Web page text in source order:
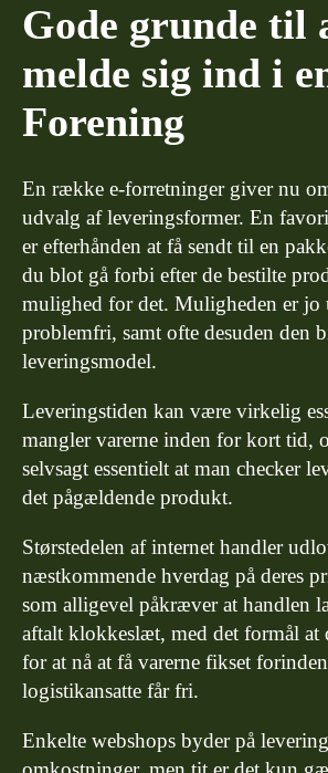
Gode grunde til
melde sig ind i
Forening
En række e-forretninger giver nu
udvalg af leveringsformer. En
er efterhånden at få sendt til en
du blot gå forbi efter de bestilte
mulighed for det. Muligheden er jo
problemfri, samt ofte desuden den
leveringsmodel.
Leveringstiden kan være virkelig
mangler varerne inden for kort tid,
selvsagt essentielt at man checker
det pågældende produkt.
Størstedelen af internet handler
næstkommende hverdag på deres
som alligevel påkræver at handlen
aftalt klokkeslæt, med det formål at
for at nå at få varerne fikset
logistikansatte får fri.
Enkelte webshops byder på